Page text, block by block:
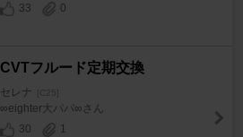
33
0
CVTフルード定期交換
セレナ [C25]
∞eighter大パパ∞さん
30
1